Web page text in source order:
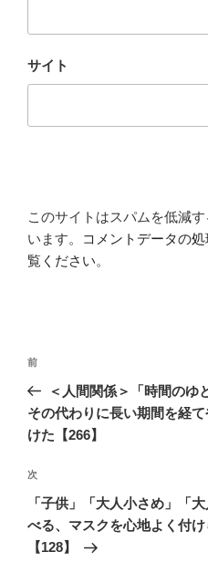
サイト
このサイトはスパムを低減
います。
コメントデータの
覧ください。
投
ナ
ビ
ー
シ
ョ
ン
前
の
投
稿
前
＜人間関係＞「時間のゆ
その代わりに長い期間を経
けた【266】
次
の
投
稿
次
「子供」「大人小さめ」「
べる、マスクを心地よく付
【128】